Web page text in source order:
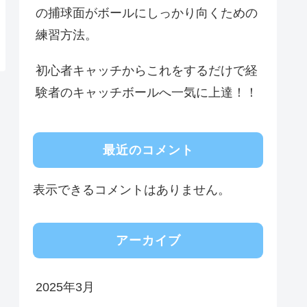
の捕球面がボールにしっかり向くための
練習方法。
初心者キャッチからこれをするだけで経
験者のキャッチボールへ一気に上達！！
最近のコメント
表示できるコメントはありません。
アーカイブ
2025年3月